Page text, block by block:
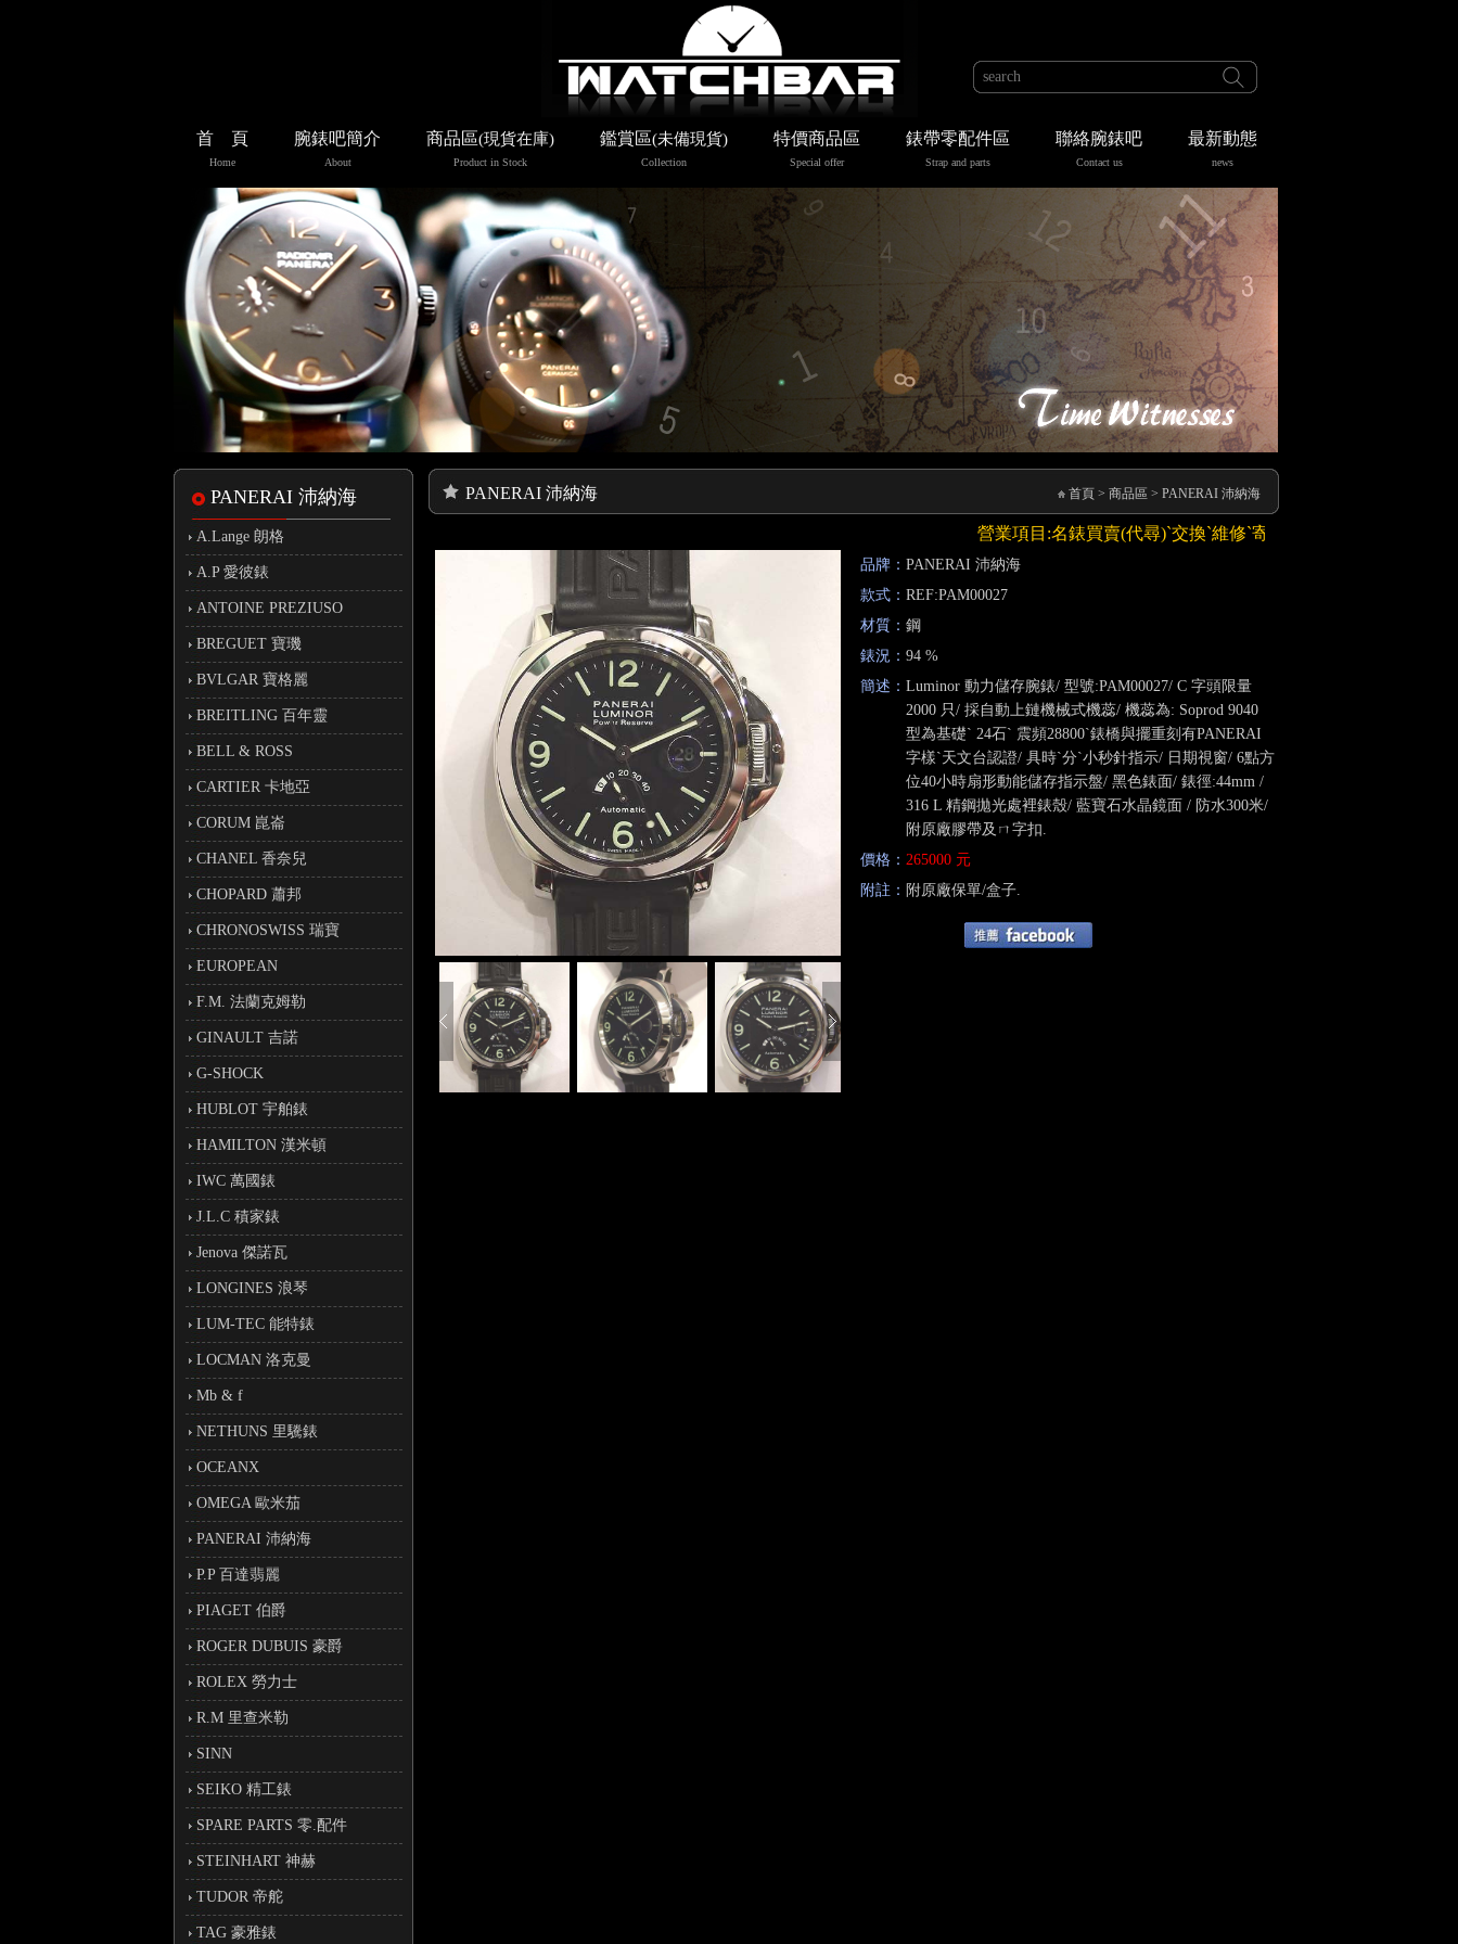
首 頁
Home
腕錶吧簡介
About
商品區(現貨在庫)
Product in Stock
鑑賞區(未備現貨)
Collection
特價商品區
Special offer
錶帶零配件區
Strap and parts
聯絡腕錶吧
Contact us
最新動態
news
PANERAI 沛納海
A.Lange 朗格
A.P 愛彼錶
ANTOINE PREZIUSO
BREGUET 寶璣
BVLGAR 寶格麗
BREITLING 百年靈
BELL & ROSS
CARTIER 卡地亞
CORUM 崑崙
CHANEL 香奈兒
CHOPARD 蕭邦
CHRONOSWISS 瑞寶
EUROPEAN
F.M. 法蘭克姆勒
GINAULT 吉諾
G-SHOCK
HUBLOT 宇舶錶
HAMILTON 漢米頓
IWC 萬國錶
J.L.C 積家錶
Jenova 傑諾瓦
LONGINES 浪琴
LUM-TEC 能特錶
LOCMAN 洛克曼
Mb & f
NETHUNS 里驣錶
OCEANX
OMEGA 歐米茄
PANERAI 沛納海
P.P 百達翡麗
PIAGET 伯爵
ROGER DUBUIS 豪爵
ROLEX 勞力士
R.M 里查米勒
SINN
SEIKO 精工錶
SPARE PARTS 零.配件
STEINHART 神赫
TUDOR 帝舵
TAG 豪雅錶
PANERAI 沛納海 首頁 > 商品區 > PANERAI 沛納海
營業項目:名錶買賣(代尋)ˋ交換ˋ維修ˋ寄售,手錶周邊配件(錶帶)銷
品牌： PANERAI 沛納海
款式： REF:PAM00027
材質： 鋼
錶況： 94 %
簡述： Luminor 動力儲存腕錶/ 型號:PAM00027/ C 字頭限量
2000 只/ 採自動上鏈機械式機蕊/ 機蕊為: Soprod 9040
型為基礎ˋ 24石ˋ 震頻28800ˋ錶橋與擺重刻有PANERAI
字樣ˋ天文台認證/ 具時ˋ分ˋ小秒針指示/ 日期視窗/ 6點方
位40小時扇形動能儲存指示盤/ 黑色錶面/ 錶徑:44mm /
316 L 精鋼拋光處裡錶殼/ 藍寶石水晶鏡面 / 防水300米/
附原廠膠帶及ㄇ字扣.
價格： 265000 元
附註： 附原廠保單/盒子.